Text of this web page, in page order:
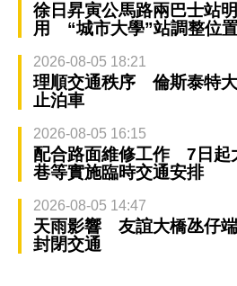
徐日昇寅公馬路兩巴士站
用 “城市大學”站調整位
2026-08-05 18:21
理順交通秩序 倫斯泰特
止泊車
2026-08-05 16:15
配合路面維修工作 7日起
巷等實施臨時交通安排
2026-08-05 14:47
天雨影響 友誼大橋氹仔
封閉交通